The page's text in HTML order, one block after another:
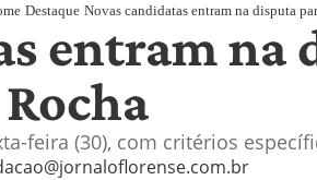
Destaque Novas candidatas entram na disputa
entram na
feira (30), com critérios